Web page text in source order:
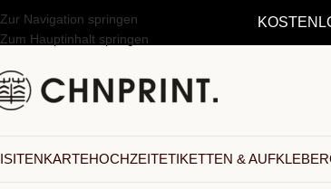
Zur Navigation springen
Zum Hauptinhalt springen
HOCHZEITETIKETTEN & AUFKLEBER